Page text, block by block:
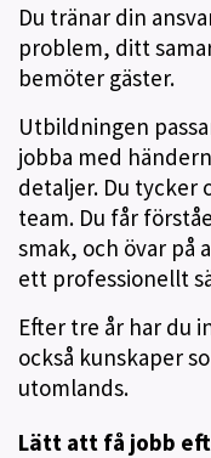
Du tränar din
problem, ditt
bemöter gäster.
Utbildningen
jobba med
detaljer. Du tycker
team. Du får
smak, och övar på
ett professionellt
Efter tre år har du
också kunskaper
utomlands.
Lätt att få jobb